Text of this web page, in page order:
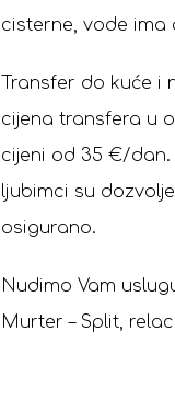
cisterne, vode ima
Transfer do kuće
cijena transfera u
cijeni od 35 €/dan.
ljubimci su
osigurano.
Nudimo Vam
Murter – Split,